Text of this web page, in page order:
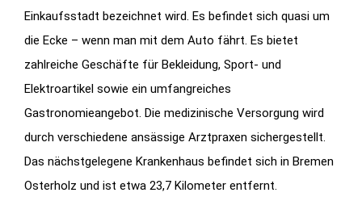
Einkaufsstadt bezeichnet wird. Es befindet sich quasi um
die Ecke – wenn man mit dem Auto fährt. Es bietet
zahlreiche Geschäfte für Bekleidung, Sport- und
Elektroartikel sowie ein umfangreiches
Gastronomieangebot. Die medizinische Versorgung wird
durch verschiedene ansässige Arztpraxen sichergestellt.
Das nächstgelegene Krankenhaus befindet sich in Bremen
Osterholz und ist etwa 23,7 Kilometer entfernt.